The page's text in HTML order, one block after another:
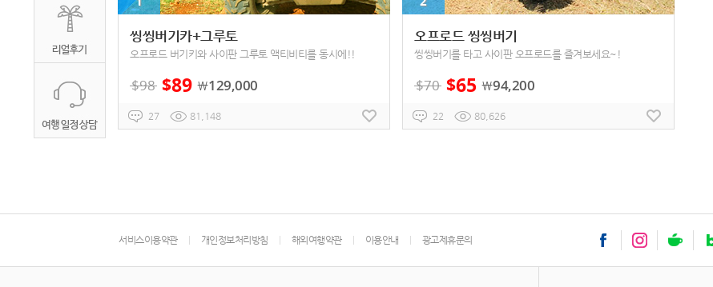
씽씽버기카+그루토
오프로드 버기키와 사이판 그루토 액티비티를 동시에!!
$98 $89 ￦129,000
27 81,148
오프로드 씽씽버기
씽씽버기를 타고 사이판 오프로드를 즐겨보세요~!
$70 $65 ￦94,200
22 80,626
서비스이용약관 개인정보처리방침 해외여행약관 이용안내 광고제휴문의